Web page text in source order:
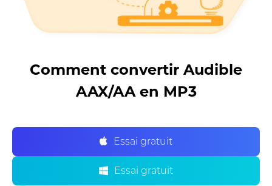
Comment convertir Audible
AAX/AA en MP3
Essai gratuit
Essai gratuit